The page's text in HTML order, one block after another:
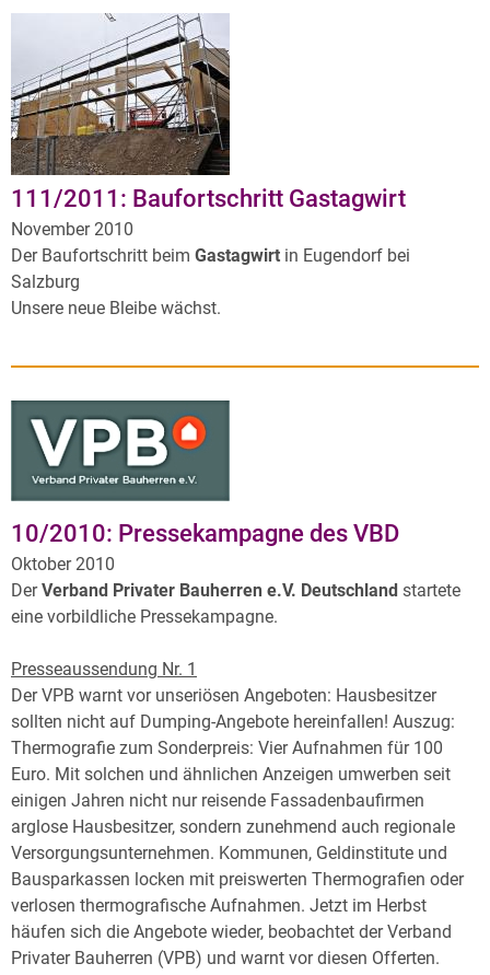
111/2011: Baufortschritt Gastagwirt
November 2010
Der Baufortschritt beim Gastagwirt in Eugendorf bei
Salzburg
Unsere neue Bleibe wächst.
10/2010: Pressekampagne des VBD
Oktober 2010
DerVerband Privater Bauherren e.V. Deutschland startete
eine vorbildliche Pressekampagne.
Presseaussendung Nr. 1
Der VPB warnt vor unseriösen Angeboten: Hausbesitzer
sollten nicht auf Dumping-Angebote hereinfallen! Auszug:
Thermografie zum Sonderpreis: Vier Aufnahmen für 100
Euro. Mit solchen und ähnlichen Anzeigen umwerben seit
einigen Jahren nicht nur reisende Fassadenbaufirmen
arglose Hausbesitzer, sondern zunehmend auch regionale
Versorgungsunternehmen. Kommunen, Geldinstitute und
Bausparkassen locken mit preiswerten Thermografien oder
verlosen thermografische Aufnahmen. Jetzt im Herbst
häufen sich die Angebote wieder, beobachtet der Verband
Privater Bauherren (VPB) und warnt vor diesen Offerten.